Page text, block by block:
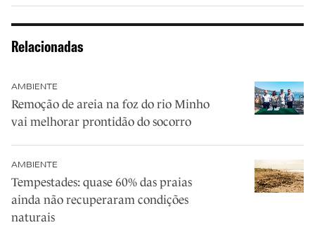
Relacionadas
AMBIENTE
Remoção de areia na foz do rio Minho
vai melhorar prontidão do socorro
AMBIENTE
Tempestades: quase 60% das praias
ainda não recuperaram condições
naturais